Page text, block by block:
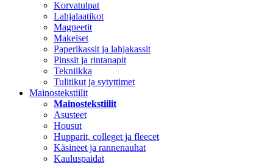
Korvatulpat
Lahjalaatikot
Magneetit
Makeiset
Paperikassit ja lahjakassit
Pinssit ja rintanapit
Tekniikka
Tulitikut ja sytyttimet
Mainostekstiilit
Mainostekstiilit
Asusteet
Housut
Hupparit, colleget ja fleecet
Käsineet ja rannenauhat
Kauluspaidat